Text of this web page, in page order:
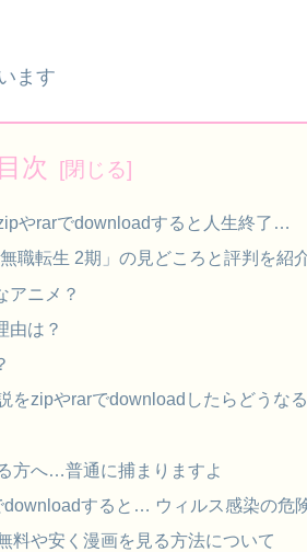
ます
目次
やrarでdownloadすると人生終了…
職転生 2期」の見どころと評判を紹
アニメ？
由は？
をzipやrarでdownloadしたらどうな
方へ…普通に捕まりますよ
すると… ウィルス感染の危
料や安く漫画を見る方法について